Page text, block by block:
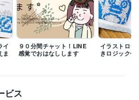
トサービス/　随時予約枠更新予定です♬その
い合わせいただいた後予約のほうが安心かと
時間ご確認いただいてDMくださいませ✨
対応時間に変動あり
。
ます。
イ
ま
９０分間チャット！LINE
感覚でおはなしします
イラストロジ
きロジック代
ビス